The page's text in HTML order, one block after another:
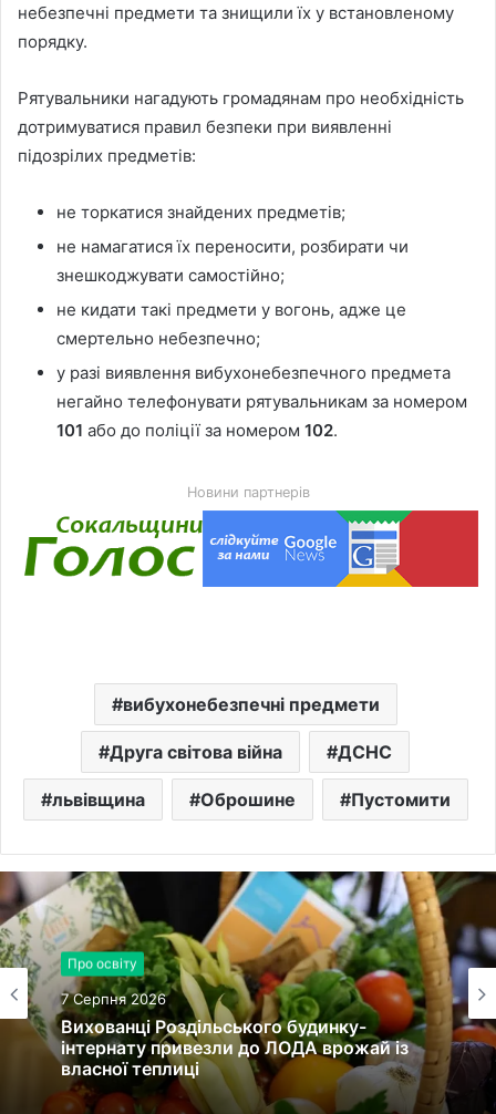
небезпечні предмети та знищили їх у встановленому
порядку.
Рятувальники нагадують громадянам про необхідність
дотримуватися правил безпеки при виявленні
підозрілих предметів:
не торкатися знайдених предметів;
не намагатися їх переносити, розбирати чи
знешкоджувати самостійно;
не кидати такі предмети у вогонь, адже це
смертельно небезпечно;
у разі виявлення вибухонебезпечного предмета
негайно телефонувати рятувальникам за номером
101 або до поліції за номером 102.
Новини партнерів
вибухонебезпечні предмети
Друга світова війна ДСНС
львівщина Оброшине Пустомити
Про освіту
7 Серпня 2026
Вихованці Роздільського будинку-
Новини культури
7 Серпня 2026